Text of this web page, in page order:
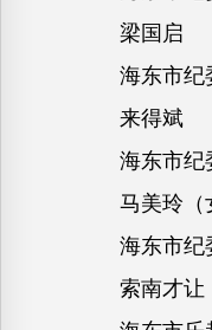
梁国启
海东市纪
来得斌
海东市纪
马美玲（
海东市纪
索南才让